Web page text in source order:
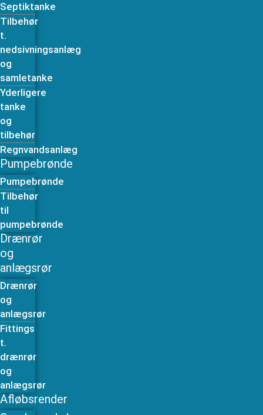
Septiktanke
Tilbehør
t.
nedsivningsanlæg
og
samletanke
Yderligere
tanke
og
tilbehør
Regnvandsanlæg
Pumpebrønde
Pumpebrønde
Tilbehør
til
pumpebrønde
Drænrør
og
anlægsrør
Drænrør
og
anlægsrør
Fittings
t.
drænrør
og
anlægsrør
Afløbsrender